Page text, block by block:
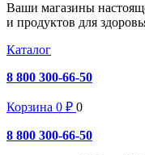
Ваши магазины
и продуктов для
Каталог
8 800 300-66-50
Корзина 0 ₽ 0
8 800 300-66-50